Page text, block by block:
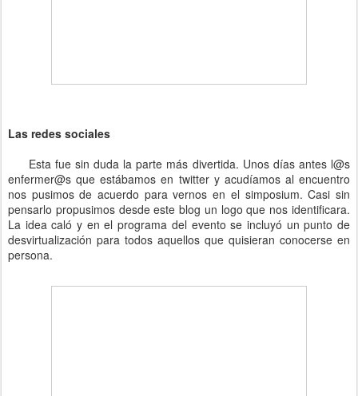
Las redes sociales
Esta fue sin duda la parte más divertida. Unos días antes l@s
enfermer@s que estábamos en twitter y acudíamos al encuentro
nos pusimos de acuerdo para vernos en el simposium. Casi sin
pensarlo propusimos desde este blog un logo que nos identificara.
La idea caló y en el programa del evento se incluyó un punto de
desvirtualización para todos aquellos que quisieran conocerse en
persona.